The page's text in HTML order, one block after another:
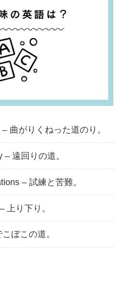
曲がりくねった道のり。
遠回りの道。
– 試練と苦難。
上り下り。
ぼこの道。